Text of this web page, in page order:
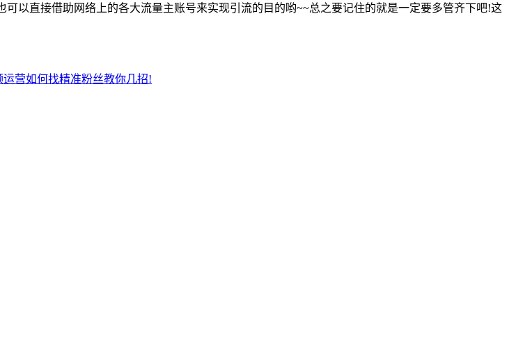
以直接借助网络上的各大流量主账号来实现引流的目的哟~~总之要记住的就是一定要多管齐下吧!这
营如何找精准粉丝教你几招!